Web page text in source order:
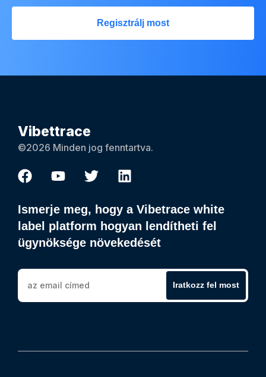
Regisztrálj most
Vibettrace
©2026 Minden jog fenntartva.
Ismerje meg, hogy a Vibetrace white
label platform hogyan lendítheti fel
ügynöksége növekedését
Iratkozz fel most